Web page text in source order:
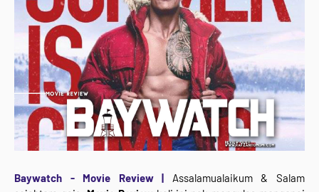
Baywatch - Movie Review |
Assalamualaikum & Salam